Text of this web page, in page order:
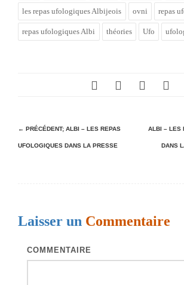
les repas ufologiques Albijeois ovni repas
repas ufologiques Albi théories Ufo
N
a
a
← PRÉCÉDENT; ALBI – LES REPAS
UFOLOGIQUES DANS LA PRESSE
ALBI – LES
DANS
Laisser un Commentaire
COMMENTAIRE